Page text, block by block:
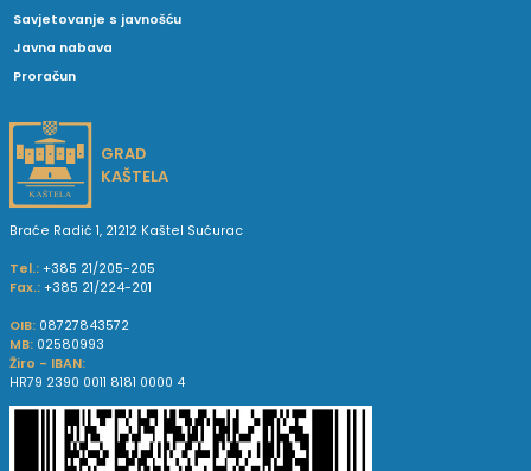
Savjetovanje s javnošću
Javna nabava
Proračun
GRAD
KAŠTELA
Braće Radić 1, 21212 Kaštel Sućurac
Tel.: +385 21/205-205
Fax.: +385 21/224-201
OIB: 08727843572
MB: 02580993
Žiro - IBAN:
HR79 2390 0011 8181 0000 4